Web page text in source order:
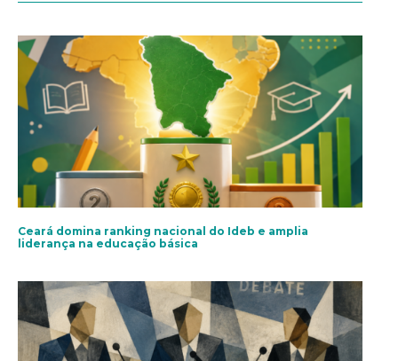
Ceará domina ranking nacional do Ideb e amplia
liderança na educação básica